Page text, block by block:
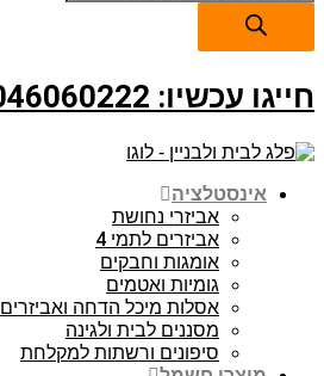
חייגו עכשיו: 046060222
אינסטלציה
אביזרי נחושת
אביזרים לתמי 4
אומגות וחבקים
גומיות ואטמים
אסלות מיכל הדחה ואביזרים
מסננים לבית ולגינה
סיפונים ורשתות למקלחת